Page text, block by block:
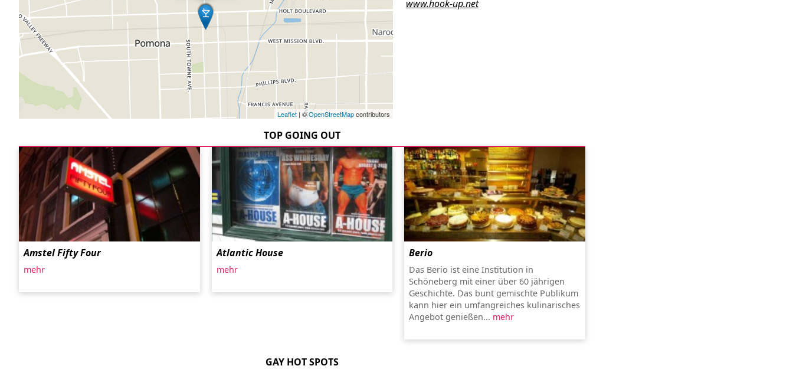
www.hook-up.net
Leaflet| ©OpenStreetMapcontributors
TOP GOING OUT
Amstel Fifty Four
mehr
Atlantic House
mehr
Berio
Das Berio ist eine Institution in
Schöneberg mit einer über 60 jährigen
Geschichte. Das bunt gemischte Publikum
kann hier ein umfangreiches kulinarisches
Angebot genießen... mehr
GAY HOT SPOTS